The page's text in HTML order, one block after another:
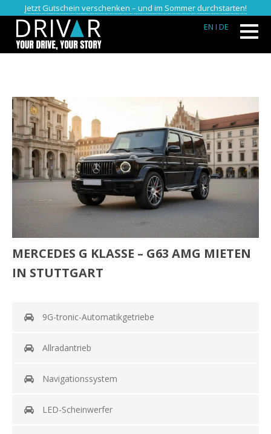
Jetzt Gutschein verschenken – und im Sommer durchstarten!
EN I DE
MERCEDES G KLASSE – G63 AMG MIETEN
IN STUTTGART
9G-tronic-Automatikgetriebe
Allradantrieb
Navigationssystem
LED-Scheinwerfer